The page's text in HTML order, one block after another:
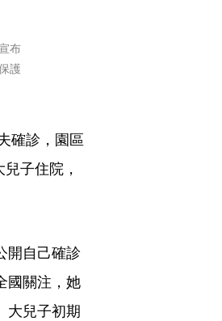
布
護
確診，園區
子住院，
開自己確診
國關注，她
大兒子初期